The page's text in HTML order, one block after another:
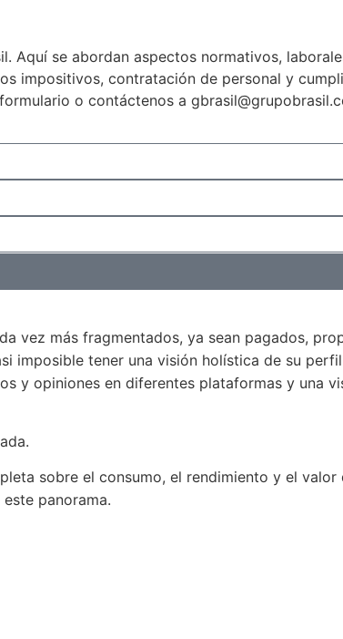
Aquí se abordan aspectos normativos,
impositivos, contratación de personal y
o contáctenos a
vez más fragmentados, ya sean pagados,
imposible tener una visión holística de su
y opiniones en diferentes plataformas y una
sobre el consumo, el rendimiento y el valor
panorama.